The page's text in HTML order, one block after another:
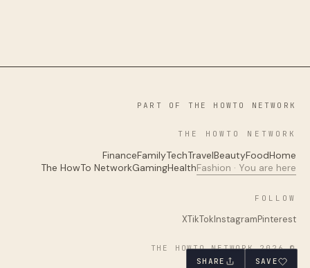
PART OF THE HOWTO NETWORK
THE HOWTO NETWORK
Home
Food
Beauty
Travel
Tech
Family
Finance
Fashion · You are here
Health
Gaming
The HowTo Network
FOLLOW
Pinterest
Instagram
TikTok
X
© 2026 THE HOWTO NETWORK
SAVE
SHARE